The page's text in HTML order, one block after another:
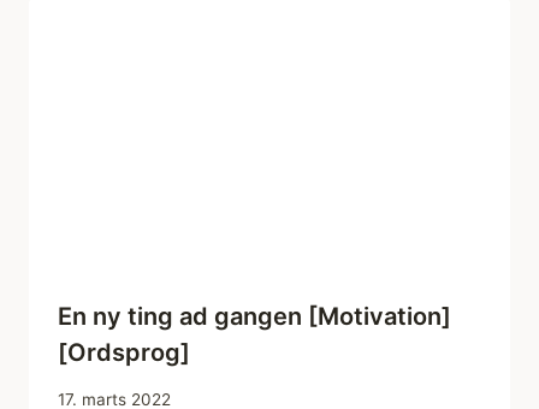
En ny ting ad gangen [Motivation]
[Ordsprog]
17. marts 2022